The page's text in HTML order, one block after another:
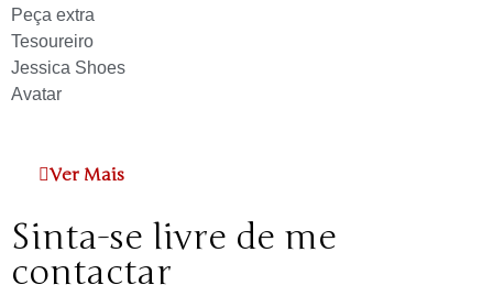
Peça extra
Tesoureiro
Jessica Shoes
Avatar
Ver Mais
Sinta-se livre de me
contactar